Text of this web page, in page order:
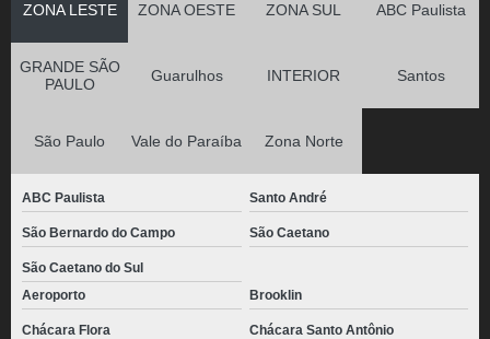
ZONA LESTE ZONA OESTE ZONA SUL ABC Paulista
GRANDE SÃO
PAULO
Guarulhos INTERIOR Santos
São Paulo Vale do Paraíba Zona Norte
ABC Paulista Santo André
São Bernardo do Campo São Caetano
São Caetano do Sul
Aeroporto
Brooklin
Chácara Flora Chácara Santo Antônio